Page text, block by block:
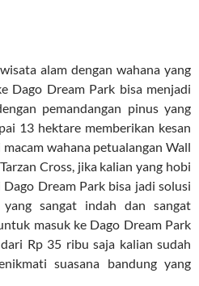
alam dengan wahana yang
Dago Dream Park bisa menjadi
pemandangan pinus yang
13 hektare memberikan kesan
wahana petualangan Wall
Cross, jika kalian yang hobi
Dream Park bisa jadi solusi
sangat indah dan sangat
masuk ke Dago Dream Park
Rp 35 ribu saja kalian sudah
suasana bandung yang